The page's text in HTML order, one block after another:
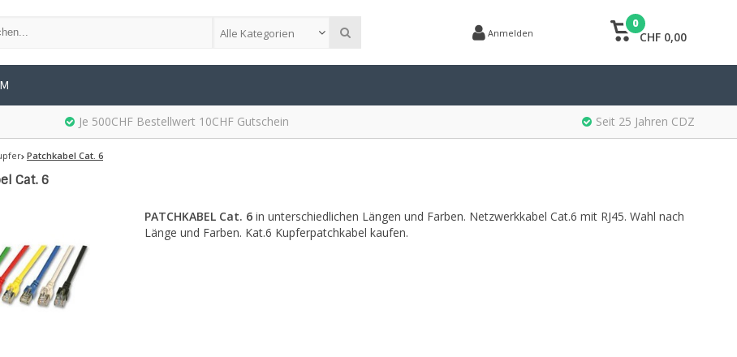
Alle Kategorien Anmelden
0
CHF 0,00
Je 500CHF Bestellwert 10CHF Gutschein Seit 25 Jahren CDZ
Patchkabel Cat. 6
Cat. 6
PATCHKABEL Cat. 6in unterschiedlichen Längen und Farben. Netzwerkkabel Cat.6 mit RJ45. Wahl nach
Länge und Farben. Kat.6 Kupferpatchkabel kaufen.